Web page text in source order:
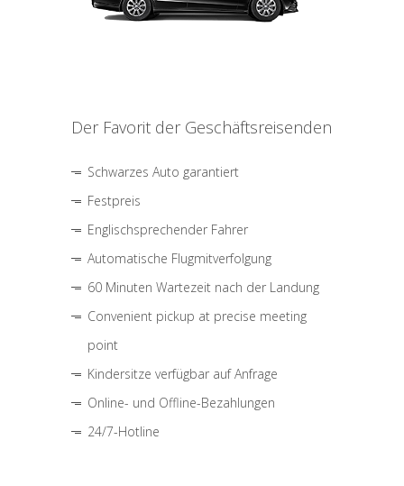
Der Favorit der Geschäftsreisenden
Schwarzes Auto garantiert
Festpreis
Englischsprechender Fahrer
Automatische Flugmitverfolgung
60 Minuten Wartezeit nach der Landung
Convenient pickup at precise meeting
point
Kindersitze verfügbar auf Anfrage
Online- und Offline-Bezahlungen
24/7-Hotline